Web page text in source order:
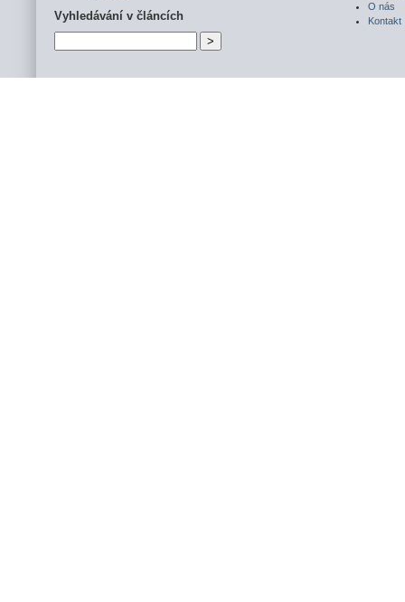
Vyhledávání v článcích
O nás
Kontakt